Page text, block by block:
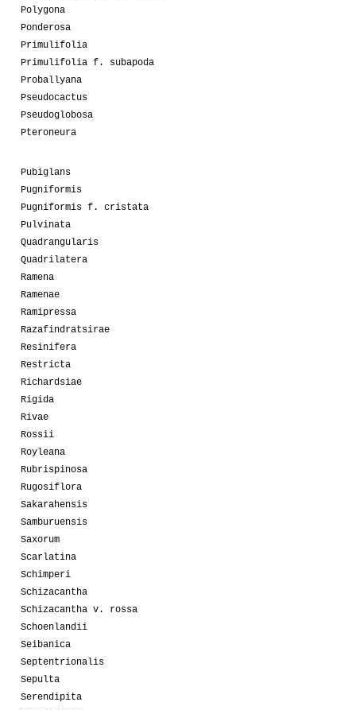
Polygona
Ponderosa
Primulifolia
Primulifolia f. subapoda
Proballyana
Pseudocactus
Pseudoglobosa
Pteroneura
Pubiglans
Pugniformis
Pugniformis f. cristata
Pulvinata
Quadrangularis
Quadrilatera
Ramena
Ramenae
Ramipressa
Razafindratsirae
Resinifera
Restricta
Richardsiae
Rigida
Rivae
Rossii
Royleana
Rubrispinosa
Rugosiflora
Sakarahensis
Samburuensis
Saxorum
Scarlatina
Schimperi
Schizacantha
Schizacantha v. rossa
Schoenlandii
Seibanica
Septentrionalis
Sepulta
Serendipita